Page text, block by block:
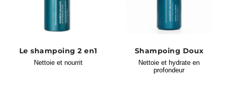
Le shampoing 2 en1
Nettoie et nourrit
Shampoing Doux
Nettoie et hydrate en
profondeur